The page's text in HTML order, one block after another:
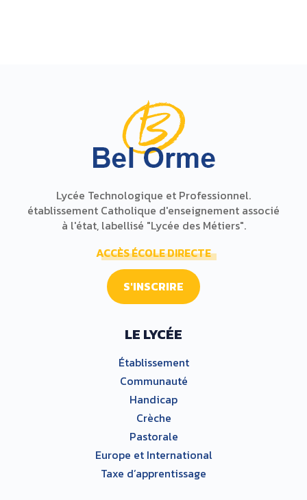
Lycée Technologique et Professionnel.
établissement Catholique d'enseignement associé
à l'état, labellisé "Lycée des Métiers".
ACCÈS ÉCOLE DIRECTE
S'INSCRIRE
LE LYCÉE
Établissement
Communauté
Handicap
Crèche
Pastorale
Europe et International
Taxe d’apprentissage